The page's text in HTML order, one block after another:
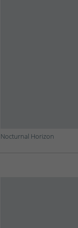
Nocturnal Horizon